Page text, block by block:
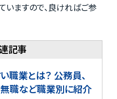
いますので、良ければご参
職業とは？ 公務員、
無職など職業別に紹介